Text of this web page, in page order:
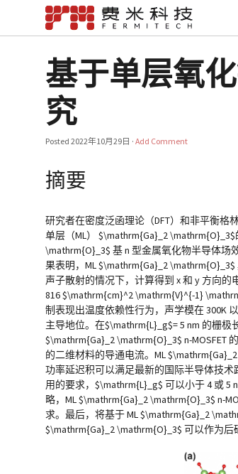
基于单层氧
究
Posted2022年10月29日 ·Add Comment
摘要
研究者在密度泛函理论（DFT）和非平衡格
单层（ML） $\mathrm{Ga}_2
\mathrm{O}_3$ 基 n 型金属氧化物半导体场
果表明，ML $\mathrm{Ga}_2
声子散射的情况下，计算得到 x 和 y 方向的
816 $\mathrm{cm}^2 \mathrm{V}^{-1}
制表现出温度依赖性行为，声学模在 300K
主导地位。在$\mathrm{L}_g$= 5 nm 的栅极
$\mathrm{Ga}_2 \mathrm{O}_3$ n-MOSFET
的二维材料的导通电流。ML
功率延迟积可以满足最新的国际半导体技术
用的要求，$\mathrm{L}_g$ 可以小于 4 或 5
略，ML $\mathrm{Ga}_2 \mathrm{O}_3$ n-
求。最后，将基于 ML $\mathrm{Ga}_2
$\mathrm{Ga}_2 \mathrm{O}_3$ 可以作为